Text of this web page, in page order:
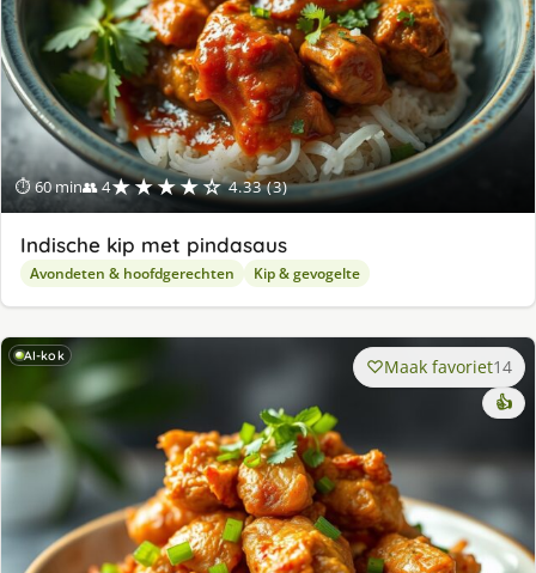
⏱ 60 min👥 4★★★★☆ 4.33 (3)
Indische kip met pindasaus
Avondeten & hoofdgerechten Kip & gevogelte
AI-kok Maak favoriet14
👍